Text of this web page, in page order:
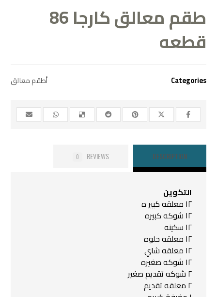
طقم معالق كارجا 86
قطعه
Categories أطقم معالق
DESCRIPTION
REVIEWS
0
التكوين
١٢ معلقه كبير ه
١٢ شوكه كبيره
١٢ سكينه
١٢ معلقه حلوه
١٢ معلقه شاي
١٢ شوكه صغيره
٢ شوكه تقديم صغير
٢ معلقه تقديم